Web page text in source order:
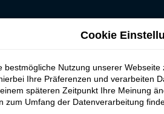
|
Cookie
bestmögliche Nutzung unserer
Ihre Präferenzen und verarbeiten
späteren Zeitpunkt Ihre Meinung
zum Umfang der Datenverarbeitung